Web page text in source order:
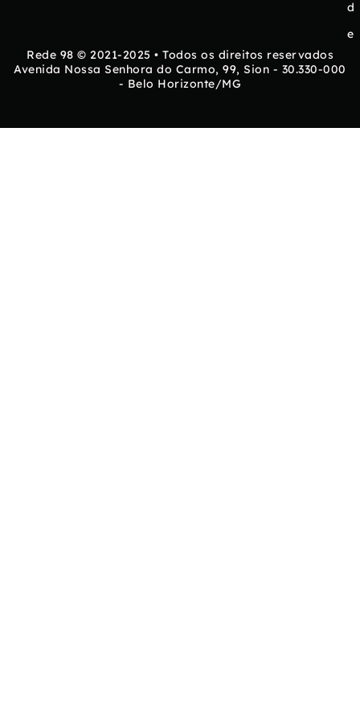
d
e
Rede 98 © 2021-2025 • Todos os direitos reservados
Avenida Nossa Senhora do Carmo, 99, Sion - 30.330-000
- Belo Horizonte/MG